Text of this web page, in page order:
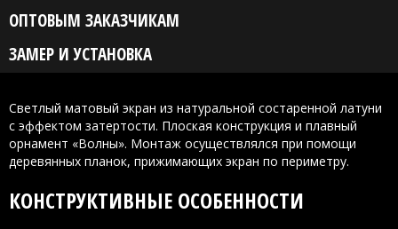
ОПТОВЫМ ЗАКАЗЧИКАМ
ЗАМЕР И УСТАНОВКА
Светлый матовый экран из натуральной состаренной латуни
с эффектом затертости. Плоская конструкция и плавный
орнамент «Волны». Монтаж осуществлялся при помощи
деревянных планок, прижимающих экран по периметру.
КОНСТРУКТИВНЫЕ ОСОБЕННОСТИ